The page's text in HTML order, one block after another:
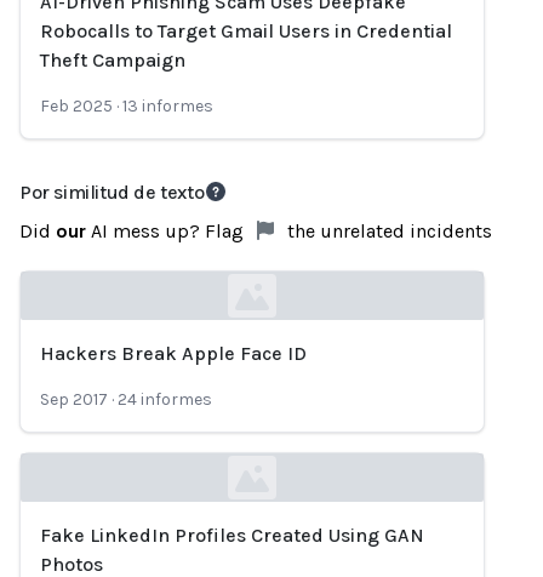
Loading...
Robocalls to Target Gmail Users in Credential
Theft Campaign
Feb 2025 ·13 informes
Por similitud de texto
Did our AI mess up? Flag the unrelated incidents
Hackers Break Apple Face ID
Sep 2017 · 24 informes
Loading...
Fake LinkedIn Profiles Created Using GAN
Photos